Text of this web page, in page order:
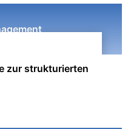
zur strukturierten